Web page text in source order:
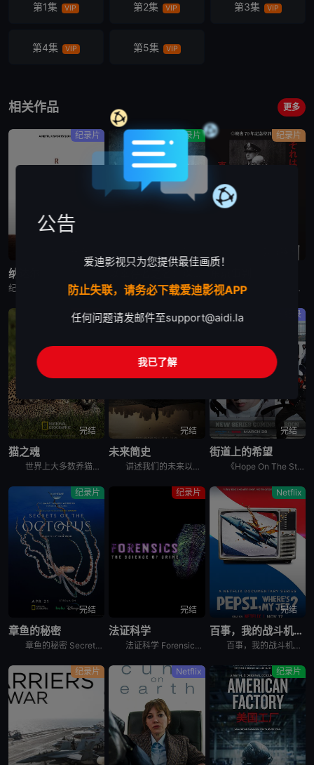
第1集 VIP 第2集 VIP 第3集 VIP
第4集 VIP 第5集 VIP
相关作品 更多
纪录片
纳达尔
纪录片《纳达尔》深入探讨了拉斐尔·纳达尔辉煌的网球职业生涯。除了介绍他的比赛表现外，还揭示了他的私人生活、鲜为人知的幕后故事，以及他在 2023 年克服伤病后，在 2024 年重新重返赛场的历程。
纪录片
纪录片是2023年推出的《以神之名：信仰的背叛》的第二季，此次纪录片将会讲述JMS受害人Maple的近况，还有当年肆意践踏人权的“釜山兄弟福利院”事件以及“至尊派事件”和“三丰百货大楼倒塌惨案”等
纪录片
围绕着東京审判这一重要历史事件, 本片除了讲述过程外, 更重要的还是提出了一系列国际法法律问题和伦理道德疑问, 如事后法问题, 战争罪的有無, 以及个人辩护和国家辩护的选择和远东国际法庭战犯的选择
纪录片
完结
猫之魂
世界上大多数养猫的人都能通过宠物的眼睛窥见动物的野性。这部纪录片着眼于家猫和它们的野生表亲们，以及它们的祖先之间，在行为上隐约可见的关联。镜头特别勾勒出这些相似之处，并向所谓的“主人们”（如果猫真
纪录片
完结
未来简史
讲述我们的未来以及我们如何重新构想它们。由著名未来学家阿里·瓦拉赫主持，邀请观众踏上一次环游世界的旅程，充满发现、希望和可能性，了解我们今天所处的位置以及接下来会发生什么。将历史、科学和意想不到的
纪录
完结
街道上的希望
《Hope On The Street》是防弹少年团郑号锡（j-hope）推出的同名舞蹈练习日记内容。讲述j-hope在入伍前访问日本大阪、法国巴黎、美国纽约、韩国首尔和光州，并与当地的舞蹈家通过
纪录片
完结
章鱼的秘密
章鱼的秘密 Secrets of the Octopus是2024年澳大利亚,美国纪录片。艾美奖肯定《鲸之谜》制作团队最新力作。 &nbsp; &nbsp; &nbsp; &nbsp; &nbsp
纪录片
完结
法证科学
法证科学 Forensics: The Science of Crime是2020年犯罪纪录片。《法证科学》旨在向观众展示法医学是如何帮助破获各类犯罪案件的，通过在法医研究所、大学实验室、研究中心
Netflix
完结
百事，我的战斗机呢？
百事，我的战斗机呢？ Pepsi, Where&#39;s My Jet?是2022年美国历史纪录片。When a 20-year-old attempts to win a fighter je
纪录片 Netflix 纪录片
公告
爱迪影视只为您提供最佳画质！
防止失联，请务必下载爱迪影视APP
任何问题请发邮件至support@aidi.la
我已了解